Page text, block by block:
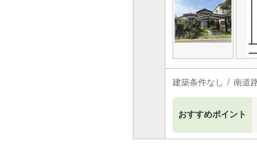
建築条件なし 南道
おすすめポイント